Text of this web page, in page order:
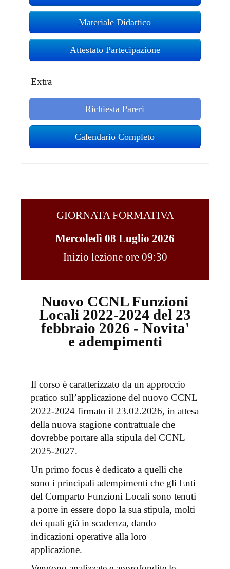
Materiale Didattico
Attestato Partecipazione
Extra
Richiesta Pareri
Calendario Completo
GIORNATA FORMATIVA
Mercoledì 08 Luglio 2026
Inizio lezione ore 09:30
Nuovo CCNL Funzioni
Locali 2022-2024 del 23
febbraio 2026 - Novita'
e adempimenti
Il corso è caratterizzato da un approccio
pratico sull’applicazione del nuovo CCNL
2022-2024 firmato il 23.02.2026, in attesa
della nuova stagione contrattuale che
dovrebbe portare alla stipula del CCNL
2025-2027.
Un primo focus è dedicato a quelli che
sono i principali adempimenti che gli Enti
del Comparto Funzioni Locali sono tenuti
a porre in essere dopo la sua stipula, molti
dei quali già in scadenza, dando
indicazioni operative alla loro
applicazione.